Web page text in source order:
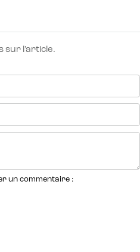
sur l'article.
un commentaire :